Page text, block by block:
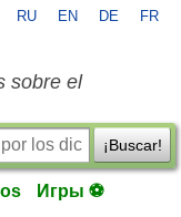
RU EN DE FR
sobre el
¡Buscar!
Игры ⚽